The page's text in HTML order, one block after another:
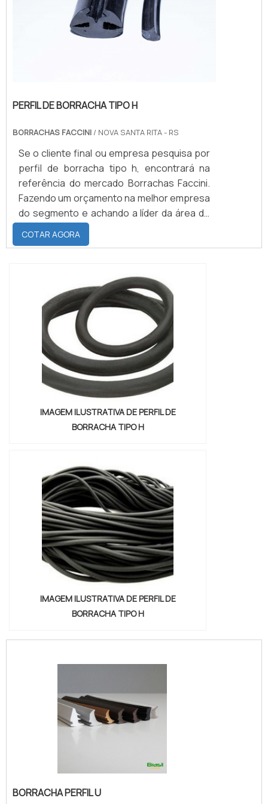
PERFIL DE BORRACHA TIPO H
BORRACHAS FACCINI / NOVA SANTA RITA - RS
Se o cliente final ou empresa pesquisa por
perfil de borracha tipo h, encontrará na
referência do mercado Borrachas Faccini.
Fazendo um orçamento na melhor empresa
do segmento e achando a líder da área de
atuação. Quando o desejo é por perfil de
borracha tipo h, com a melhor mão de obra
proteção com atendimento a todo o
território nacional com agilidade e total
segurança. MAIS DETALHES SOBRE PERFIL
COTAR AGORA
IMAGEM ILUSTRATIVA DE PERFIL DE
BORRACHA TIPO H
IMAGEM ILUSTRATIVA DE PERFIL DE
BORRACHA TIPO H
BORRACHA PERFIL U